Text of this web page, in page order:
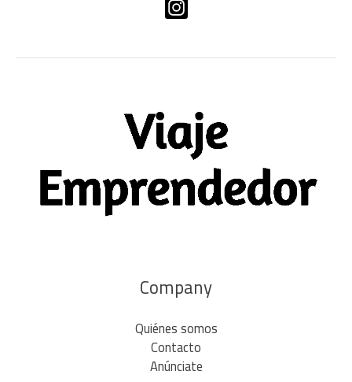
Company
Quiénes somos
Contacto
Anúnciate